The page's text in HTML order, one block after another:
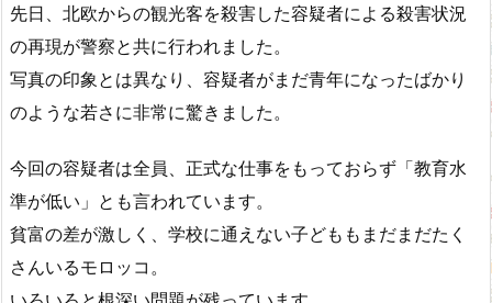
先日、北欧からの観光客を殺害した容疑者による殺害状況
の再現が警察と共に行われました。
写真の印象とは異なり、容疑者がまだ青年になったばかり
のような若さに非常に驚きました。
今回の容疑者は全員、正式な仕事をもっておらず「教育水
準が低い」とも言われています。
貧富の差が激しく、学校に通えない子どももまだまだたく
さんいるモロッコ。